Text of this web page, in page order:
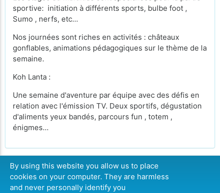
sportive: initiation à différents sports, bulbe foot ,
Sumo , nerfs, etc...
Nos journées sont riches en activités : châteaux
gonflables, animations pédagogiques sur le thème de la
semaine.
Koh Lanta :
Une semaine d'aventure par équipe avec des défis en
relation avec l'émission TV. Deux sportifs, dégustation
d'aliments yeux bandés, parcours fun , totem ,
énigmes...
CONTINUER
By using this website you allow us to place
cookies on your computer. They are harmless
and never personally identify you